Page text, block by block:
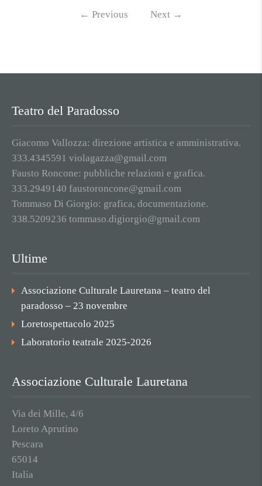
← Previous Next →
Teatro del Paradosso
Giacomo Vallozza: direzione artistica e amministrativa.
333.4345591 violagazza@gmail.com
Fausto Roncone: pubbliche relazioni e grafica.
333.2949140 faustoroncone@gmail.com
Tommaso Di Giorgio: grafica, documentazione.
338.5209236 tommaso.digiorgio@gmail.com
Ultime
Associazione Culturale Lauretana – teatro del
paradosso – 23 novembre
Loretospettacolo 2025
Laboratorio teatrale 2025-2026
Associazione Culturale Lauretana
Via dei Mille, 4/6
Loreto Aprutino
Pescara
65014
Italia